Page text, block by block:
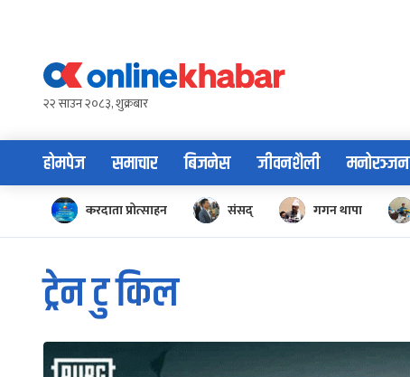
content२२ साउन २०८३, शुक्रबार
होमपेज समाचार बिजनेस जीवनशैली मनोरञ्जन
करदाता प्रोत्साहन संसद् गगन थापा
ट्रेन टु किल